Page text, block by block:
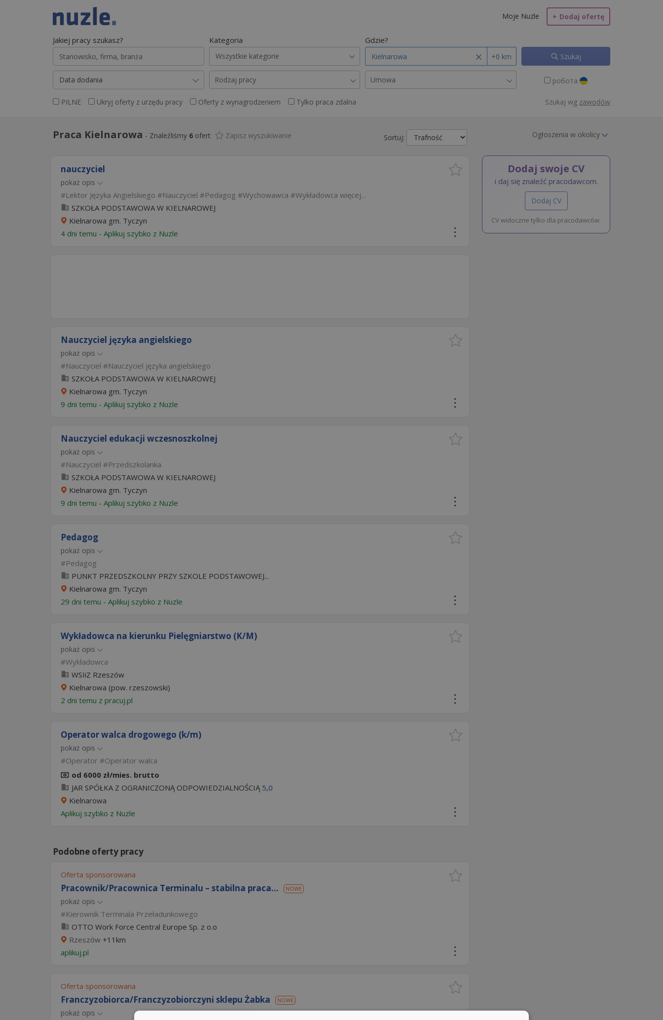
+ Dodaj ofertę
Moje Nuzle
Jakiej pracy szukasz? Kategoria
Wszystkie kategorie
Gdzie?
+0 km Szukaj
Data dodania Rodzaj pracy Umowa робота
PILNE Ukryj oferty z urzędu pracy Oferty z wynagrodzeniem Tylko praca zdalna Szukaj wg zawodów
Sortuj:
Zapisz wyszukiwanie
Praca Kielnarowa - Znaleźliśmy 6 ofert Ogłoszenia w okolicy
nauczyciel
pokaż opis
Lektor Języka Angielskiego Nauczyciel Pedagog Wychowawca Wykładowca więcej...
SZKOŁA PODSTAWOWA W KIELNAROWEJ
Kielnarowa gm. Tyczyn
4 dni temu - Aplikuj szybko z Nuzle
Nauczyciel języka angielskiego
pokaż opis
Nauczyciel
Nauczyciel języka angielskiego
SZKOŁA PODSTAWOWA W KIELNAROWEJ
Kielnarowa gm. Tyczyn
9 dni temu - Aplikuj szybko z Nuzle
Nauczyciel edukacji wczesnoszkolnej
pokaż opis
Nauczyciel
Przedszkolanka
SZKOŁA PODSTAWOWA W KIELNAROWEJ
Kielnarowa gm. Tyczyn
9 dni temu - Aplikuj szybko z Nuzle
Pedagog
pokaż opis
Pedagog
PUNKT PRZEDSZKOLNY PRZY SZKOLE PODSTAWOWEJ...
Kielnarowa gm. Tyczyn
29 dni temu - Aplikuj szybko z Nuzle
Wykładowca na kierunku Pielęgniarstwo (K/M)
pokaż opis
Wykładowca
WSIiZ Rzeszów
Kielnarowa (pow. rzeszowski)
2 dni temu z pracuj.pl
Operator walca drogowego (k/m)
pokaż opis
Operator
Operator walca
od 6000 zł/mies. brutto
JAR SPÓŁKA Z OGRANICZONĄ ODPOWIEDZIALNOŚCIĄ 5,0
Kielnarowa
Aplikuj szybko z Nuzle
Podobne oferty pracy
Oferta sponsorowana
Pracownik/Pracownica Terminalu – stabilna praca... NOWE
pokaż opis
Kierownik Terminala Przeładunkowego
OTTO Work Force Central Europe Sp. z o.o
Rzeszów +11km
aplikuj.pl
Oferta sponsorowana
Franczyzobiorca/Franczyzobiorczyni sklepu Żabka NOWE
pokaż opis
Dodaj swoje CV
i daj się znaleźć pracodawcom.
Dodaj CV
CV widoczne tylko dla pracodawców.